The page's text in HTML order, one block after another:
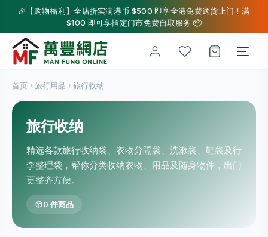
🎉【购物福利】全店折实满港币 $500 即享全港免费送货上门！满
$100 即可享指定门市免费自取服务 📦
首页 旅行用品 旅行收纳
旅行收纳
精选各款旅行收纳袋、衣物分隔袋、洗漱袋、鞋袋及行
李整理袋，帮你分类收纳衣物、用品及随身物件，出门
更整齐方便。
0 件商品